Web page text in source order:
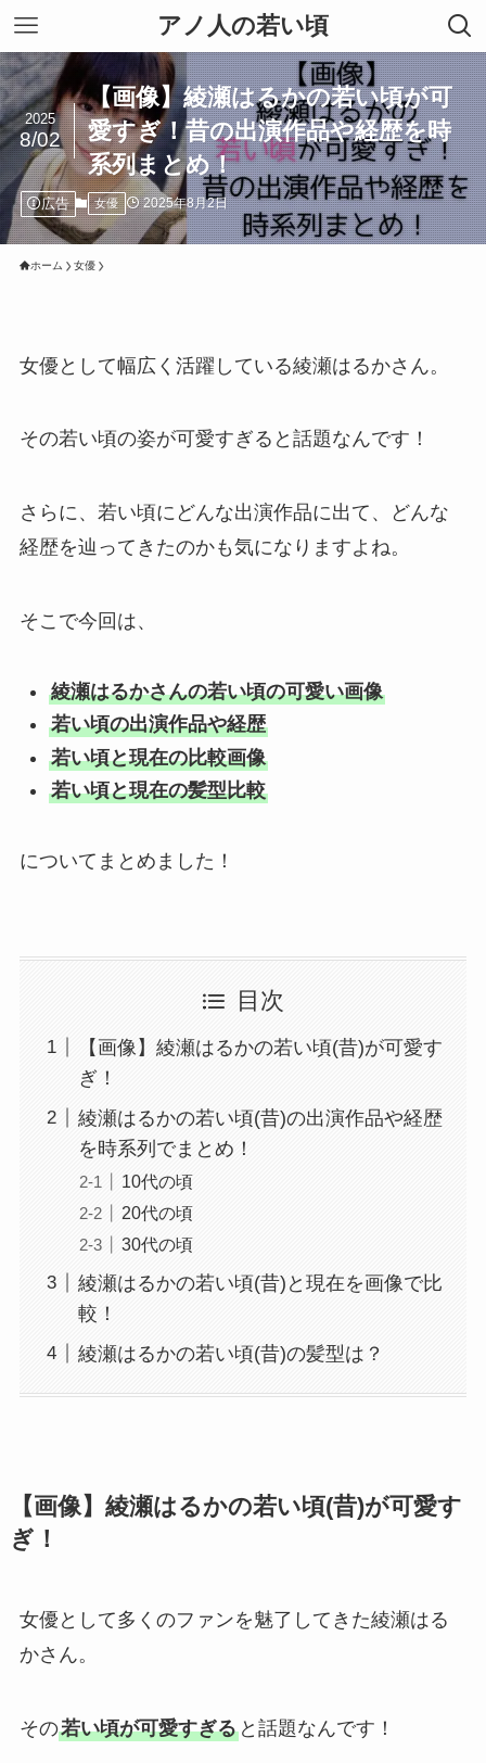
アノ人の若い頃
【画像】綾瀬はるかの若い頃が可
愛すぎ！昔の出演作品や経歴を時
系列まとめ！
2025
8/02
広告 女優 2025年8月2日
ホーム 女優
女優として幅広く活躍している綾瀬はるかさん。
その若い頃の姿が可愛すぎると話題なんです！
さらに、若い頃にどんな出演作品に出て、どんな
経歴を辿ってきたのかも気になりますよね。
そこで今回は、
綾瀬はるかさんの若い頃の可愛い画像
若い頃の出演作品や経歴
若い頃と現在の比較画像
若い頃と現在の髪型比較
についてまとめました！
目次
【画像】綾瀬はるかの若い頃(昔)が可愛す
ぎ！
綾瀬はるかの若い頃(昔)の出演作品や経歴
を時系列でまとめ！
10代の頃
20代の頃
30代の頃
綾瀬はるかの若い頃(昔)と現在を画像で比
較！
綾瀬はるかの若い頃(昔)の髪型は？
【画像】綾瀬はるかの若い頃(昔)が可愛す
ぎ！
女優として多くのファンを魅了してきた綾瀬はる
かさん。
その若い頃が可愛すぎると話題なんです！